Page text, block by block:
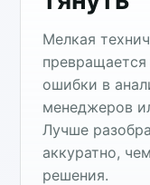
Мелкая
превращается
ошибки в
менеджеров
Лучше
аккуратно,
решения.